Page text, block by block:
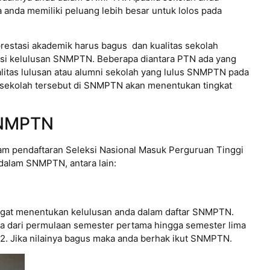
memiliki peluang lebih besar untuk lolos pada
akademik harus bagus dan kualitas sekolah
SNMPTN. Beberapa diantara PTN ada yang
lulusan atau alumni sekolah yang lulus SNMPTN pada
tersebut di SNMPTN akan menentukan tingkat
pendaftaran Seleksi Nasional Masuk Perguruan Tinggi
SNMPTN, antara lain:
menentukan kelulusan anda dalam daftar SNMPTN.
dari permulaan semester pertama hingga semester lima
Jika nilainya bagus maka anda berhak ikut SNMPTN.